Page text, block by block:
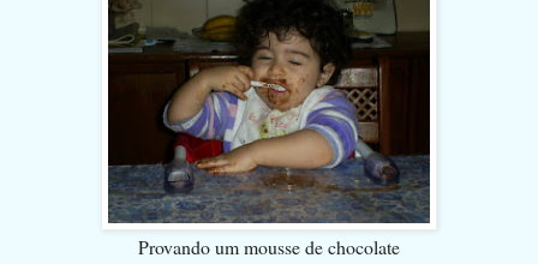
Provando um mousse de chocolate